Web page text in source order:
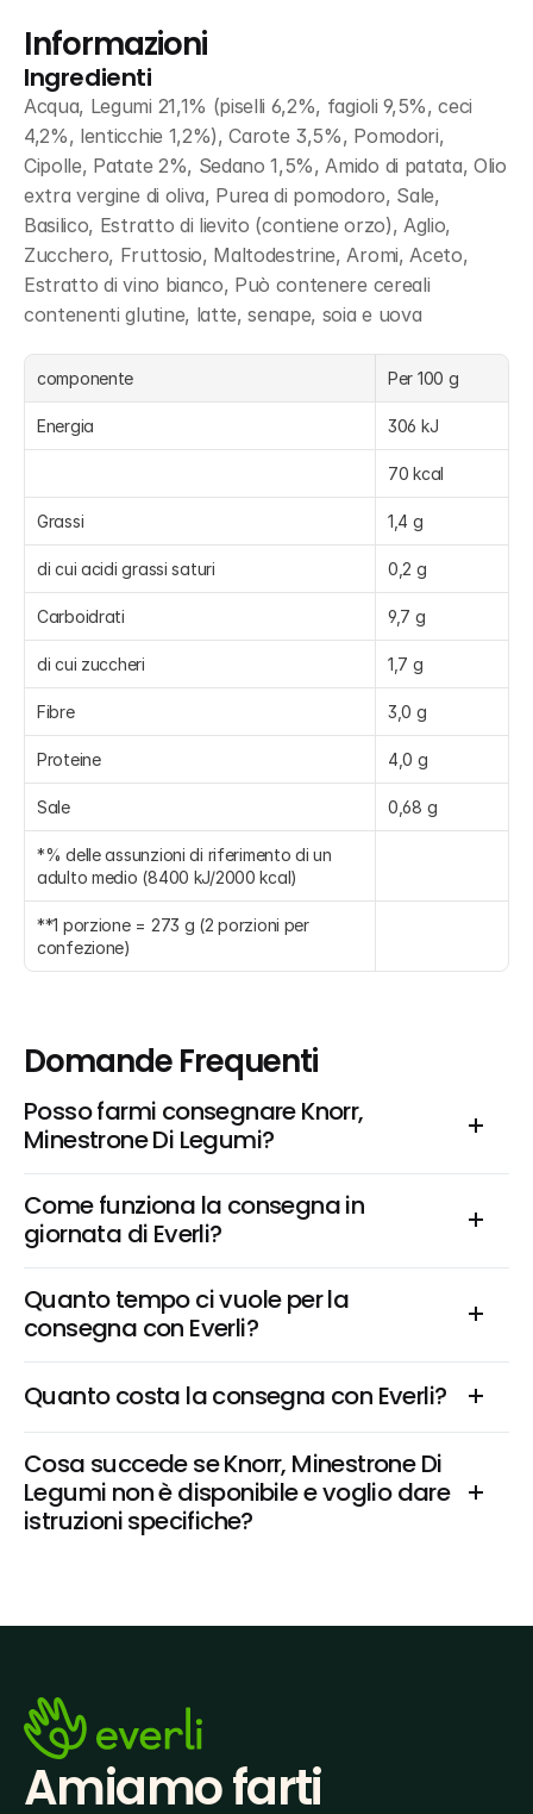
Informazioni
Ingredienti
Acqua, Legumi 21,1% (piselli 6,2%, fagioli 9,5%, ceci
4,2%, lenticchie 1,2%), Carote 3,5%, Pomodori,
Cipolle, Patate 2%, Sedano 1,5%, Amido di patata, Olio
extra vergine di oliva, Purea di pomodoro, Sale,
Basilico, Estratto di lievito (contiene orzo), Aglio,
Zucchero, Fruttosio, Maltodestrine, Aromi, Aceto,
Estratto di vino bianco, Può contenere cereali
contenenti glutine, latte, senape, soia e uova
componente Per 100 g
Energia 306 kJ
70 kcal
Grassi 1,4 g
di cui acidi grassi saturi 0,2 g
Carboidrati 9,7 g
di cui zuccheri 1,7 g
Fibre 3,0 g
Proteine 4,0 g
Sale 0,68 g
*% delle assunzioni di riferimento di un
adulto medio (8400 kJ/2000 kcal)
**1 porzione = 273 g (2 porzioni per
confezione)
Domande Frequenti
Posso farmi consegnare Knorr,
Minestrone Di Legumi?
Come funziona la consegna in
giornata di Everli?
Quanto tempo ci vuole per la
consegna con Everli?
Quanto costa la consegna con Everli?
Cosa succede se Knorr, Minestrone Di
Legumi non è disponibile e voglio dare
istruzioni specifiche?
Amiamo farti